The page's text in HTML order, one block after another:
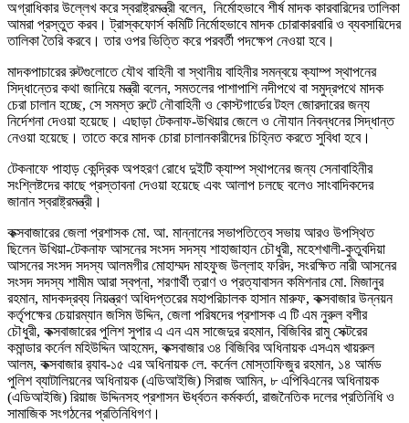
অগ্রাধিকার উল্লেখ করে স্বরাষ্ট্রমন্ত্রী বলেন, নির্মোহভাবে শীর্ষ মাদক কারবারিদের তালিকা
আমরা প্রস্তুত করব। ট্রাস্কফোর্স কমিটি নির্মোহভাবে মাদক চোরাকারবারি ও ব্যবসায়িদের
তালিকা তৈরি করবে। তার ওপর ভিত্তি করে পরবর্তী পদক্ষেপ নেওয়া হবে।
মাদকপাচারের রুটগুলোতে যৌথ বাহিনী বা স্থানীয় বাহিনীর সমন্বয়ে ক্যাম্প স্থাপনের
সিদ্ধান্তের কথা জানিয়ে মন্ত্রী বলেন, সমতলের পাশাপাশি নদীপথে বা সমুদ্রপথে মাদক
চেরা চালান হচ্ছে, সে সমস্ত রুটে নৌবাহিনী ও কোস্টগার্ডের টহল জোরদারের জন্য
নির্দেশনা দেওয়া হয়েছে। এছাড়া টেকনাফ-উখিয়ার জেলে ও নৌযান নিবন্ধনের সিদ্ধান্ত
নেওয়া হয়েছে। তাতে করে মাদক চোরা চালানকারীদের চিহ্নিত করতে সুবিধা হবে।
টেকনাফে পাহাড় কেন্দ্রিক অপহরণ রোধে দুইটি ক্যাম্প স্থাপনের জন্য সেনাবাহিনীর
সংশ্লিষ্টদের কাছে প্রস্তাবনা দেওয়া হয়েছে এবং আলাপ চলছে বলেও সাংবাদিকদের
জানান স্বরাষ্ট্রমন্ত্রী।
কক্সবাজারের জেলা প্রশাসক মো. আ. মান্নানের সভাপতিত্বে সভায় আরও উপস্থিত
ছিলেন উখিয়া-টেকনাফ আসনের সংসদ সদস্য শাহাজাহান চৌধুরী, মহেশখালী-কুতুবদিয়া
আসনের সংসদ সদস্য আলমগীর মোহাম্মদ মাহফুজ উল্লাহ ফরিদ, সংরক্ষিত নারী আসনের
সংসদ সদস্য শামীম আরা স্বপ্না, শরণার্থী ত্রাণ ও প্রত্যাবাসন কমিশনার মো. মিজানুর
রহমান, মাদকদ্রব্য নিয়ন্ত্রণ অধিদপ্তরের মহাপরিচালক হাসান মারুফ, কক্সবাজার উন্নয়ন
কর্তৃপক্ষের চেয়ারম্যান জসিম উদ্দিন, জেলা পরিষদের প্রশাসক এ টি এম নুরুল বশীর
চৌধুরী, কক্সবাজারের পুলিশ সুপার এ এন এম সাজেদুর রহমান, বিজিবির রামু সেক্টরের
কমান্ডার কর্নেল মহিউদ্দিন আহমেদ, কক্সবাজার ৩৪ বিজিবির অধিনায়ক এসএম খায়রুল
আলম, কক্সবাজার র‌্যাব-১৫ এর অধিনায়ক লে. কর্নেল মোস্তাফিজুর রহমান, ১৪ আর্মড
পুলিশ ব্যাটালিয়নের অধিনায়ক (এডিআইজি) সিরাজ আমিন, ৮ এপিবিএনের অধিনায়ক
(এডিআইজি) রিয়াজ উদ্দিনসহ প্রশাসন ঊর্ধ্বতন কর্মকর্তা, রাজনৈতিক দলের প্রতিনিধি ও
সামাজিক সংগঠনের প্রতিনিধিগণ।